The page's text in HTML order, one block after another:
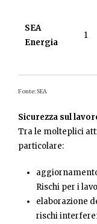
SEA
Energia
1
Fonte: SEA
Sicurezza sul
Tra le molteplici
particolare:
Rischi per i
elaborazione
rischi